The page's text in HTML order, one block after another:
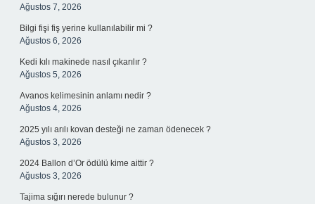
Ağustos 7, 2026
Bilgi fişi fiş yerine kullanılabilir mi ?
Ağustos 6, 2026
Kedi kılı makinede nasıl çıkarılır ?
Ağustos 5, 2026
Avanos kelimesinin anlamı nedir ?
Ağustos 4, 2026
2025 yılı arılı kovan desteği ne zaman ödenecek ?
Ağustos 3, 2026
2024 Ballon d’Or ödülü kime aittir ?
Ağustos 3, 2026
Tajima sığırı nerede bulunur ?